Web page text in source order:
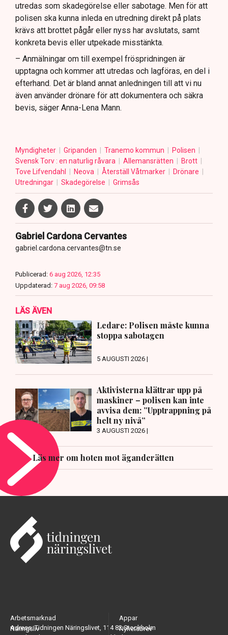
utredas som skadegörelse eller sabotage. Men för att
polisen ska kunna inleda en utredning direkt på plats
krävs att brottet pågår eller nyss har avslutats, samt
konkreta bevis eller utpekade misstänkta.
– Anmälningar om till exempel fröspridningen är
upptagna och kommer att utredas och lagföras, en del i
efterhand. Det är bland annat anledningen till att vi nu
även använder drönare för att dokumentera och säkra
bevis, säger Anna-Lena Mann.
Myndigheter Gripanden Tranemo kommun
Polisen
Svensk Torv : en naturlig råvara
Allemansrätten
Brott
Tove Lifvendahl
Neova Återställ Våtmarker
Drönare
Utredningar
Skadegörelse Grimsås
Gabriel Cardona Cervantes
gabriel.cardona.cervantes@tn.se
Publicerad: 6 aug 2026, 12:35
Uppdaterad: 7 aug 2026, 09:58
LÄS ÄVEN
Ledare: Polisen måste kunna
stoppa sabotagen
5 AUGUSTI 2026 |
Aktivisterna klättrar upp på
maskiner – polisen kan inte
avvisa dem: ”Upptrappning på
helt ny nivå”
3 AUGUSTI 2026 |
Läs mer om hoten mot äganderätten
Adress: Tidningen Näringslivet, 114 82 Stockholm
Arbetsmarknad
Näringsliv
Appar
Nyhetsbrev